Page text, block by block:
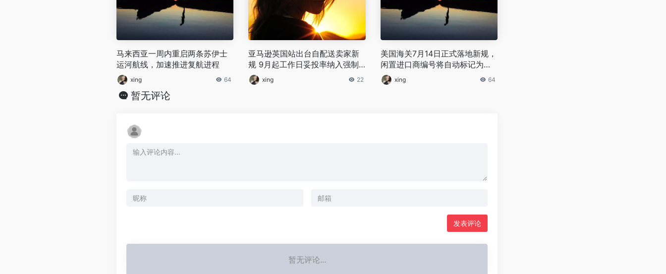
马来西亚一周内重启两条苏伊士
运河航线，加速推进复航进程
xing 64
亚马逊英国站出台自配送卖家新
规 9月起工作日妥投率纳入强制
考核 xing 22
美国海关7月14日正式落地新规，
闲置进口商编号将自动标记为非
活跃 xing 64
暂无评论
发表评论
暂无评论...